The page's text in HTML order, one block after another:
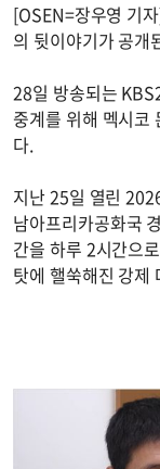
[OSEN=장우영 기
의 뒷이야기가 공개
28일 방송되는
중계를 위해 멕시코
다.
지난 25일 열린
남아프리카공화국
간을 하루 2시간으
탓에 핼쑥해진 강제